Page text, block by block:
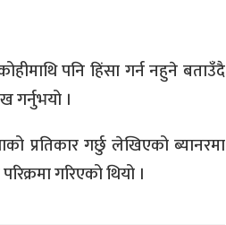
पनि हिंसा गर्न नहुने बताउँदै
गर्नुभयो ।
प्रतिकार गर्छु लेखिएको ब्यानरमा
गरिएको थियो ।